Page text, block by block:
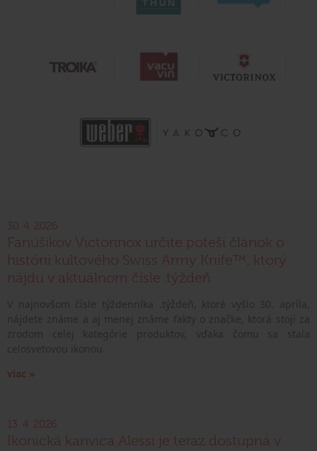
30. 4. 2026
Fanúšikov Victorinox určite poteší článok o
histórii kultového Swiss Army Knife™, ktorý
nájdu v aktuálnom čísle .týždeň
viac »
13. 4. 2026
Ikonická kanvica Alessi je teraz dostupná v